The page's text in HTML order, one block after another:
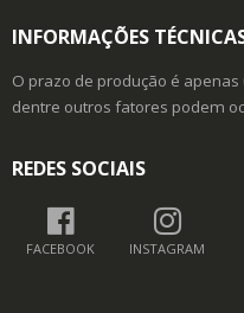
INFORMAÇÕES
O prazo de produção é
dentre outros fatores podem
REDES SOCIAIS
FACEBOOK INSTAGRAM